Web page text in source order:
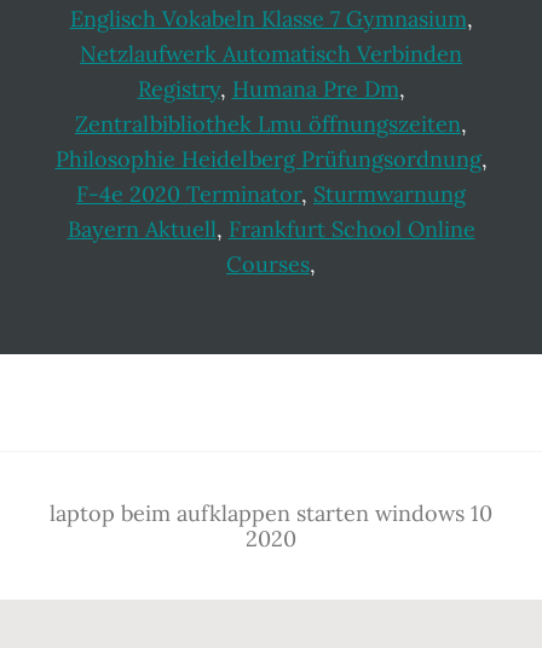
Englisch Vokabeln Klasse 7 Gymnasium,
Netzlaufwerk Automatisch Verbinden
Registry, Humana Pre Dm,
Zentralbibliothek Lmu öffnungszeiten,
Philosophie Heidelberg Prüfungsordnung,
F-4e 2020 Terminator, Sturmwarnung
Bayern Aktuell, Frankfurt School Online
Courses,
laptop beim aufklappen starten windows 10
2020